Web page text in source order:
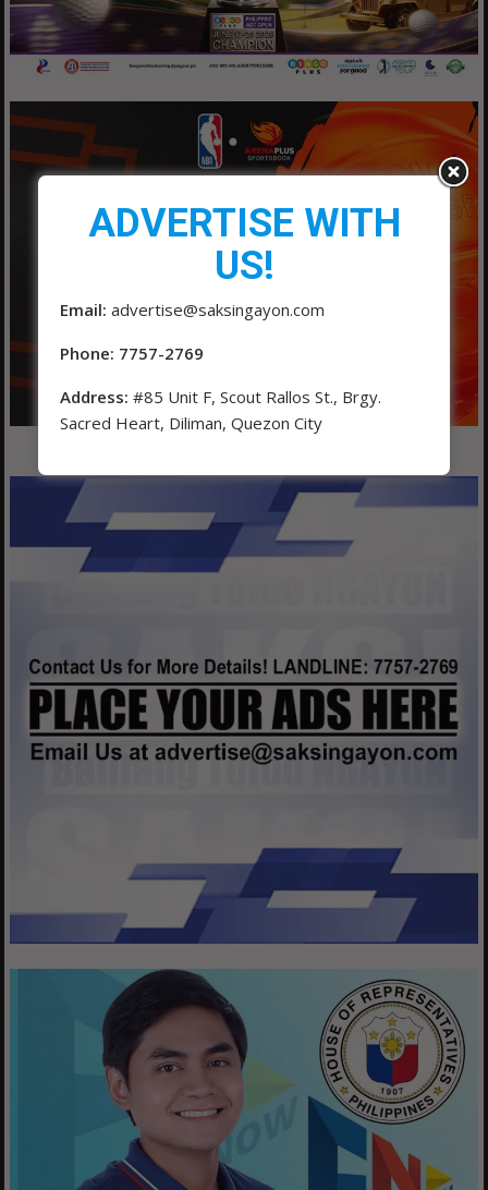
ADVERTISE WITH
US!
Email: advertise@saksingayon.com
Phone: 7757-2769
Address: #85 Unit F, Scout Rallos St., Brgy.
Sacred Heart, Diliman, Quezon City